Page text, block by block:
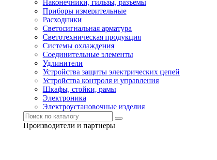
Наконечники, гильзы, разъемы
Приборы измерительные
Расходники
Светосигнальная арматура
Светотехническая продукция
Системы охлаждения
Соединительные элементы
Удлинители
Устройства защиты электрических цепей
Устройства контроля и управления
Шкафы, стойки, рамы
Электроника
Электроустановочные изделия
Производители и партнеры